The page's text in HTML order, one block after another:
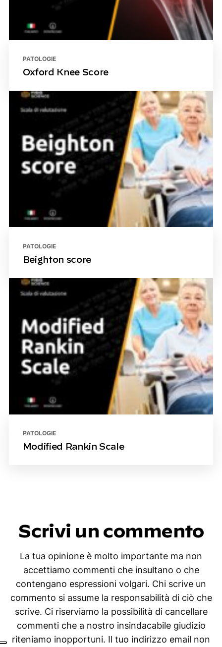
PATOLOGIE
Oxford Knee Score
PATOLOGIE
Beighton score
PATOLOGIE
Modified Rankin Scale
Scrivi un commento
La tua opinione è molto importante ma non
accettiamo commenti che insultano o che
contengano espressioni volgari. Chi scrive un
commento si assume la responsabilità di ciò che
scrive. Ci riserviamo la possibilità di cancellare
commenti che a nostro insindacabile giudizio
riteniamo inopportuni. Il tuo indirizzo email non